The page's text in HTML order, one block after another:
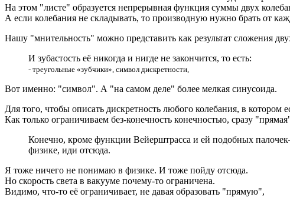
На этом "листе" образуется непрерывная функция суммы двух
А если колебания не складывать, то производную нужно брать от
Нашу "мнительность" можно представить как результат сложения
И зубастость её никогда и нигде не закончится, то есть:
- треугольные «зубчики», символ дискретности,
Вот именно: "символ". А "на самом деле" более мелкая синусоида.
Для того, чтобы описать дискретность любого колебания, в котором
Как только ограничиваем без-конечность конечностью, сразу
Конечно, кроме функции Вейерштрасса и ей подобных
физике, иди отсюда.
Я тоже ничего не понимаю в физике. И тоже пойду отсюда.
Но скорость света в вакууме почему-то ограничена.
Видимо, что-то её ограничивает, не давая образовать "прямую",